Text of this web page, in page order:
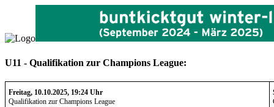
U11 - Qualifikation zur Champions League:
Freitag, 10.10.2025, 19:24 Uhr
Qualifikation zur Champions League